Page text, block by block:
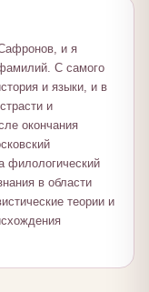
и я
С самого
и языки, и в
и
окончания
филологический
в области
теории и